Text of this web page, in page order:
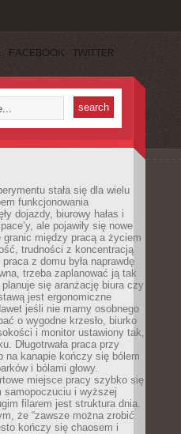
FACEBOOK TWITTER
stała się dla wielu
funkcjonowania
dojazdy, biurowy hałas i
ale pojawiły się nowe
między pracą a życiem
trudności z koncentracją
z domu była naprawdę
trzeba zaplanować ją tak
się aranżację biura czy
jest ergonomiczne
jeśli nie mamy osobnego
o wygodne krzesło, biurko
i monitor ustawiony tak,
Długotrwała praca przy
na kanapie kończy się bólem
i bólami głowy.
miejsce pracy szybko się
samopoczuciu i wyższej
filarem jest struktura dnia.
że “zawsze można zrobić
kończy się chaosem i